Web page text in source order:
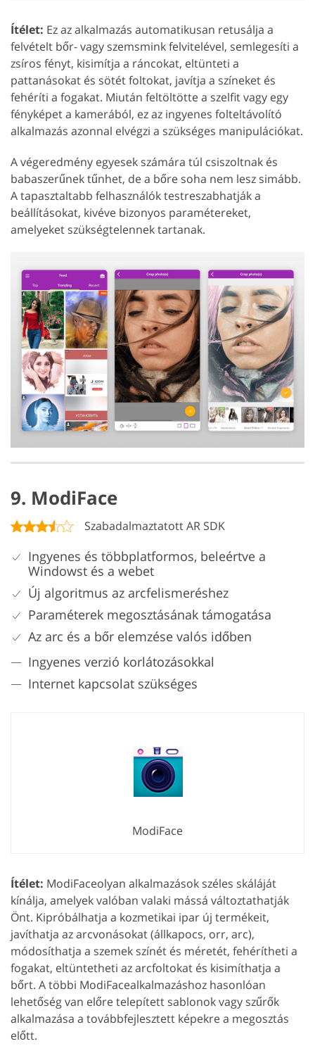
Ítélet: Ez az alkalmazás automatikusan retusálja a
felvételt bőr- vagy szemsmink felvitelével, semlegesíti a
zsíros fényt, kisimítja a ráncokat, eltünteti a
pattanásokat és sötét foltokat, javítja a színeket és
fehéríti a fogakat. Miután feltöltötte a szelfit vagy egy
fényképet a kamerából, ez az ingyenes folteltávolító
alkalmazás azonnal elvégzi a szükséges manipulációkat.
A végeredmény egyesek számára túl csiszoltnak és
babaszerűnek tűnhet, de a bőre soha nem lesz simább.
A tapasztaltabb felhasználók testreszabhatják a
beállításokat, kivéve bizonyos paramétereket,
amelyeket szükségtelennek tartanak.
9. ModiFace
Szabadalmaztatott AR SDK
Ingyenes és többplatformos, beleértve a
Windowst és a webet
Új algoritmus az arcfelismeréshez
Paraméterek megosztásának támogatása
Az arc és a bőr elemzése valós időben
Ingyenes verzió korlátozásokkal
Internet kapcsolat szükséges
ModiFace
Ítélet: ModiFaceolyan alkalmazások széles skáláját
kínálja, amelyek valóban valaki mássá változtathatják
Önt. Kipróbálhatja a kozmetikai ipar új termékeit,
javíthatja az arcvonásokat (állkapocs, orr, arc),
módosíthatja a szemek színét és méretét, fehérítheti a
fogakat, eltüntetheti az arcfoltokat és kisimíthatja a
bőrt. A többi ModiFacealkalmazáshoz hasonlóan
lehetőség van előre telepített sablonok vagy szűrők
alkalmazása a továbbfejlesztett képekre a megosztás
előtt.